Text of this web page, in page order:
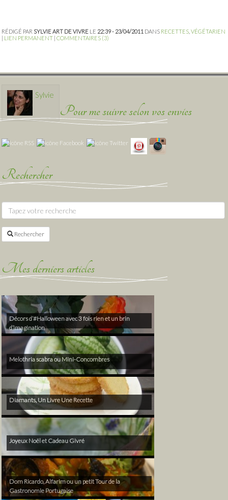
RÉDIGÉ PAR SYLVIE ART DE VIVRE LE 22:39 - 23/04/2011 DANS RECETTES VÉGÉTARIEN
LIEN PERMANENT COMMENTAIRES (3)
Sylvie
Pour me suivre selon vos envies
Rechercher
Rechercher
Mes derniers articles
Décors d’#Halloween avec 3 fois rien et un brin
d’imagination
Melothria scabra ou Mini-Concombres
Diamants, Un Livre Une Recette
Joyeux Noël et Cadeau Givré
Dom Ricardo, Alfarim ou un petit Tour de la
Gastronomie Portugaise